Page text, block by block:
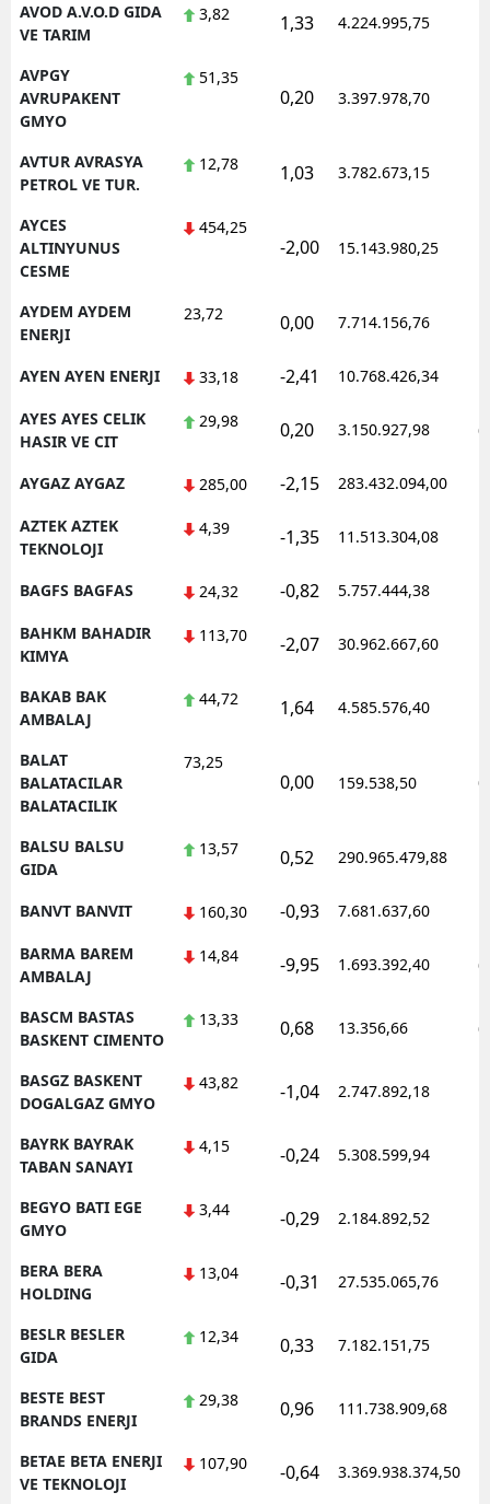
AVOD A.V.O.D GIDA
VE TARIM
3,82 1,33 4.224.995,75
AVPGY
AVRUPAKENT
GMYO
51,35
0,20 3.397.978,70
AVTUR AVRASYA
PETROL VE TUR.
12,78 1,03 3.782.673,15
AYCES
ALTINYUNUS
CESME
454,25
-2,00 15.143.980,25
AYDEM AYDEM
ENERJI
23,72 0,00 7.714.156,76
AYEN AYEN ENERJI 33,18 -2,41 10.768.426,34
AYES AYES CELIK
HASIR VE CIT
29,98 0,20 3.150.927,98
AYGAZ AYGAZ 285,00 -2,15 283.432.094,00
AZTEK AZTEK
TEKNOLOJI
4,39 -1,35 11.513.304,08
BAGFS BAGFAS 24,32 -0,82 5.757.444,38
BAHKM BAHADIR
KIMYA
113,70 -2,07 30.962.667,60
BAKAB BAK
AMBALAJ
44,72 1,64 4.585.576,40
BALAT
BALATACILAR
BALATACILIK
73,25
0,00 159.538,50
BALSU BALSU
GIDA
13,57 0,52 290.965.479,88
BANVT BANVIT 160,30 -0,93 7.681.637,60
BARMA BAREM
AMBALAJ
14,84 -9,95 1.693.392,40
BASCM BASTAS
BASKENT CIMENTO
13,33 0,68 13.356,66
BASGZ BASKENT
DOGALGAZ GMYO
43,82 -1,04 2.747.892,18
BAYRK BAYRAK
TABAN SANAYI
4,15 -0,24 5.308.599,94
BEGYO BATI EGE
GMYO
3,44 -0,29 2.184.892,52
BERA BERA
HOLDING
13,04 -0,31 27.535.065,76
BESLR BESLER
GIDA
12,34 0,33 7.182.151,75
BESTE BEST
BRANDS ENERJI
29,38 0,96 111.738.909,68
BETAE BETA ENERJI
VE TEKNOLOJI
107,90 -0,64 3.369.938.374,50